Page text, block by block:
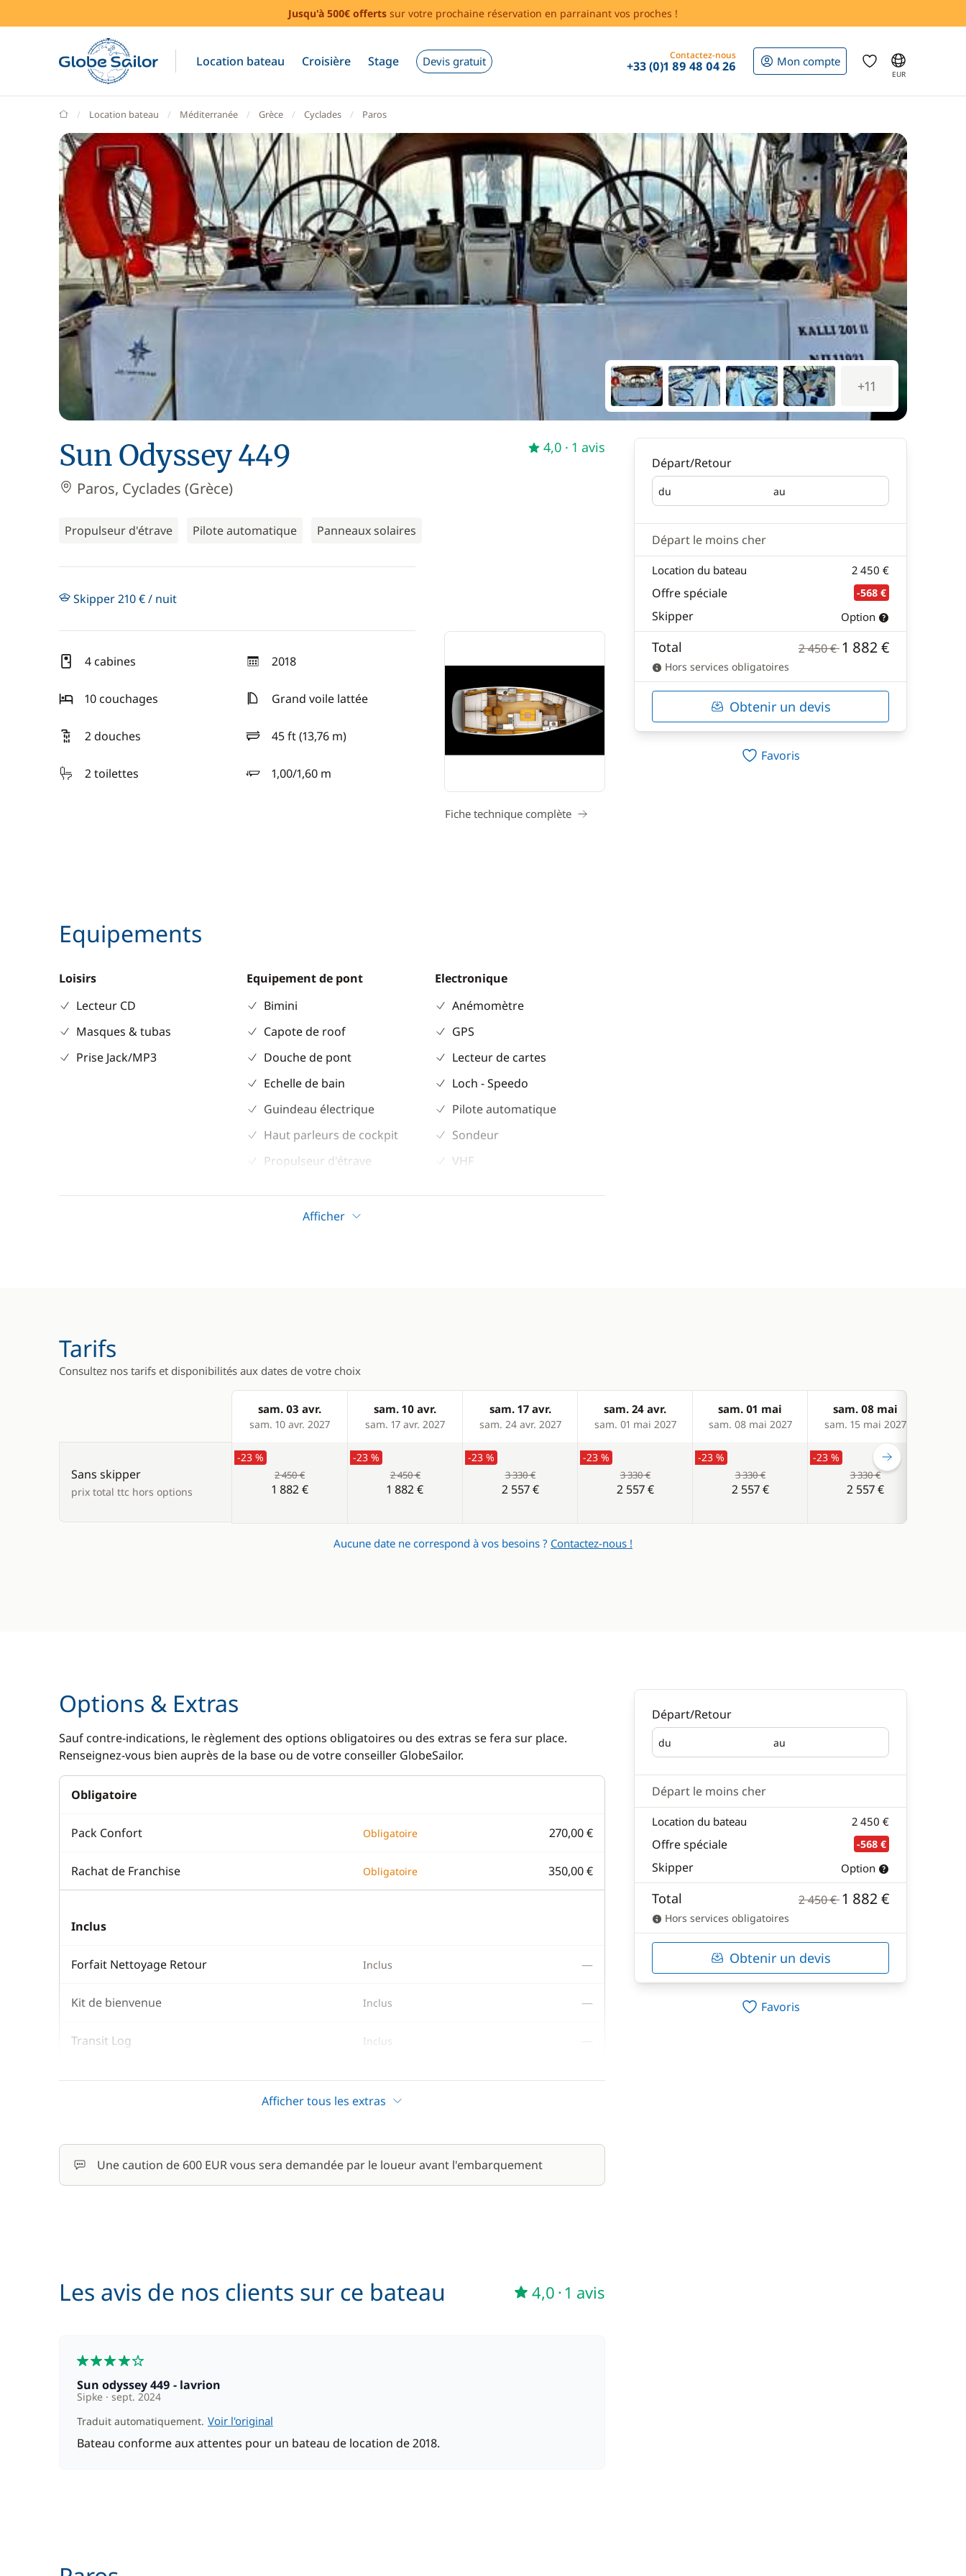
Jusqu'à 500€ offerts sur votre prochaine réservation en parrainant vos proches !
Location bateau Croisière Stage Devis gratuit Contactez-nous
+33 (0)1 89 48 04 26 Mon compte
EUR
GlobeSailor
Location bateau Méditerranée Grèce Cyclades Paros
+11
Sun Odyssey 449
Paros, Cyclades (Grèce)
Propulseur d'étrave Pilote automatique Panneaux solaires
4,0 · 1 avis
Skipper 210 € / nuit
4 cabines 2018
année
10 couchages
Grand voile lattée
2 douches 45 ft (13,76 m)
longueur
2 toilettes
1,00/1,60 m
tirant d'eau
Fiche technique complète
Equipements
Loisirs
Lecteur CD
Masques & tubas
Prise Jack/MP3
Equipement de pont
Bimini
Capote de roof
Douche de pont
Echelle de bain
Guindeau électrique
Haut parleurs de cockpit
Propulseur d'étrave
Electronique
Anémomètre
GPS
Lecteur de cartes
Loch - Speedo
Pilote automatique
Sondeur
VHF
Afficher
Départ/Retour
du
Départ au
Retour
Départ le moins cher
Location du bateau 2 450 €
Offre spéciale -568 €
Skipper Option
Total 2 450 €1 882 €
Hors services obligatoires
Obtenir un devis
Favoris
Tarifs
Consultez nos tarifs et disponibilités aux dates de votre choix
Products
sam. 03 avr.
sam. 10 avr. 2027
sam. 10 avr.
sam. 17 avr. 2027
sam. 17 avr.
sam. 24 avr. 2027
sam. 24 avr.
sam. 01 mai 2027
sam. 01 mai
sam. 08 mai 2027
sam. 08 mai
sam. 15 mai 2027
Sans skipper
prix total ttc hors options
-23 %
2 450 €
1 882 €
-23 %
2 450 €
1 882 €
-23 %
3 330 €
2 557 €
-23 %
3 330 €
2 557 €
-23 %
3 330 €
2 557 €
-23 %
3 330 €
2 557 €
Aucune date ne correspond à vos besoins ? Contactez-nous !
Options & Extras
Sauf contre-indications, le règlement des options obligatoires ou des extras se fera sur place.
Renseignez-vous bien auprès de la base ou de votre conseiller GlobeSailor.
Obligatoire
Pack Confort Obligatoire 270,00 €
Rachat de Franchise Obligatoire 350,00 €
Inclus
Forfait Nettoyage Retour Inclus —
Kit de bienvenue Inclus —
Transit Log Inclus
TVA Inclus —
/ bateau
Hôtesse (repas non inclus)
Paddle
Skipper (repas non inclus)
Afficher tous les extras
Une caution de 600 EUR vous sera demandée par le loueur avant l'embarquement
Les avis de nos clients sur ce bateau 4,0 ·1 avis
Sun odyssey 449 - lavrion
Sipke
sept. 2024
Traduit automatiquement. Voir l'original
Bateau conforme aux attentes pour un bateau de location de 2018.
Départ/Retour
du
Départ au
Retour
Départ le moins cher
Location du bateau 2 450 €
Offre spéciale -568 €
Skipper Option
Total 2 450 €1 882 €
Hors services obligatoires
Obtenir un devis
Favoris